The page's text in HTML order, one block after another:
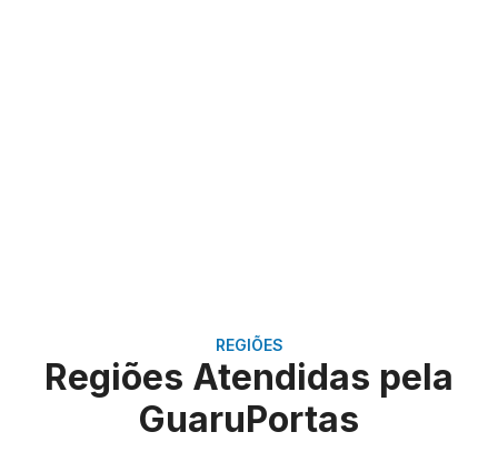
REGIÕES
Regiões Atendidas pela
GuaruPortas